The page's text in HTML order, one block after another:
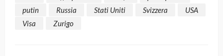
putin
Russia Stati Uniti Svizzera
USA
Visa
Zurigo